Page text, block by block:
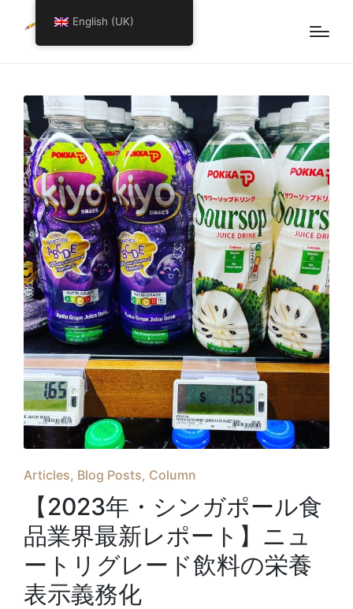
Posted
Articles Blog Posts Column
【2023年・シンガポール食
品業界最新レポート】ニュ
ートリグレード飲料の栄養
表示義務化
English (UK)